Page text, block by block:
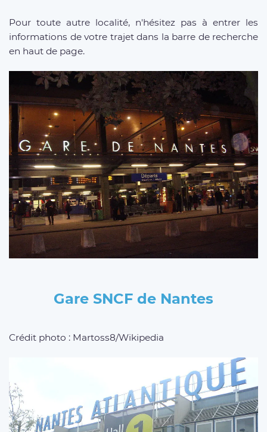
Pour toute autre localité, n'hésitez pas à entrer les
informations de votre trajet dans la barre de recherche
en haut de page.
Gare SNCF de Nantes
Crédit photo : Martoss8/Wikipedia